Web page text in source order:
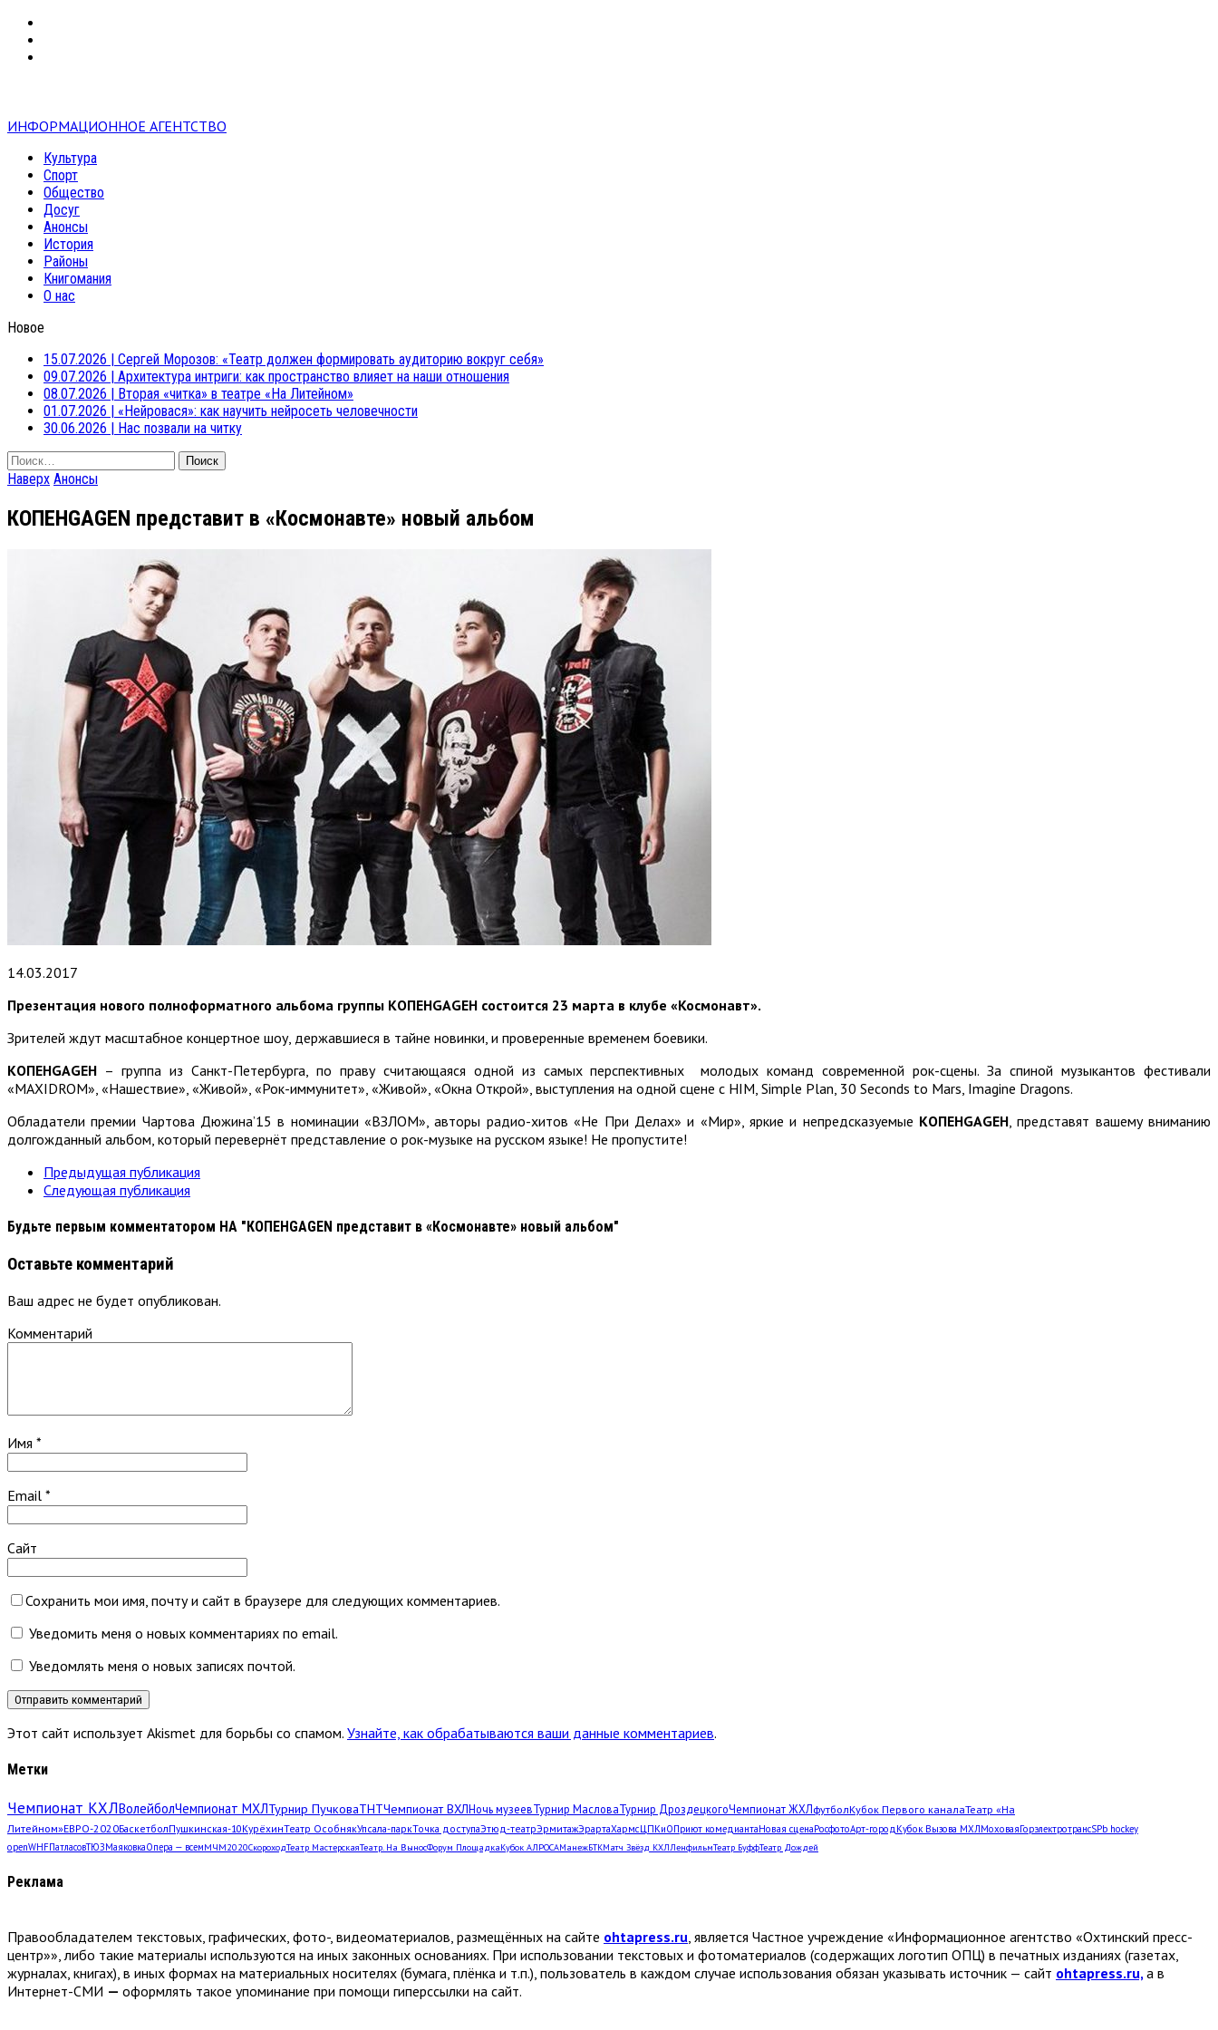
ИНФОРМАЦИОННОЕ АГЕНТСТВО
Культура
Спорт
Общество
Досуг
Анонсы
История
Районы
Книгомания
О нас
Новое
15.07.2026 | Сергей Морозов: «Театр должен формировать аудиторию вокруг себя»
09.07.2026 | Архитектура интриги: как пространство влияет на наши отношения
08.07.2026 | Вторая «читка» в театре «На Литейном»
01.07.2026 | «Нейровася»: как научить нейросеть человечности
30.06.2026 | Нас позвали на читку
Найти:
Наверх Анонсы
КОПЕНGAGEN представит в «Космонавте» новый альбом
14.03.2017
Презентация нового полноформатного альбома группы КОПЕНGАGЕН состоится 23 марта в клубе «Космонавт».
Зрителей ждут масштабное концертное шоу, державшиеся в тайне новинки, и проверенные временем боевики.
КОПЕНGАGЕН – группа из Санкт-Петербурга, по праву считающаяся одной из самых перспективных молодых команд современной рок-сцены. За спиной музыкантов фестивали
«MAXIDROM», «Нашествие», «Живой», «Рок-иммунитет», «Живой», «Окна Открой», выступления на одной сцене с HIM, Simple Plan, 30 Seconds to Mars, Imagine Dragons.
Обладатели премии Чартова Дюжина’15 в номинации «ВЗЛОМ», авторы радио-хитов «Не При Делах» и «Мир», яркие и непредсказуемые КОПЕНGАGЕН, представят вашему вниманию
долгожданный альбом, который перевернёт представление о рок-музыке на русском языке! Не пропустите!
Предыдущая публикация
Следующая публикация
Будьте первым комментатором НА "КОПЕНGAGEN представит в «Космонавте» новый альбом"
Оставьте комментарий
Ваш адрес не будет опубликован.
Комментарий
Имя *
Email *
Сайт
Сохранить мои имя, почту и сайт в браузере для следующих комментариев.
Уведомить меня о новых комментариях по email.
Уведомлять меня о новых записях почтой.
Этот сайт использует Akismet для борьбы со спамом. Узнайте, как обрабатываются ваши данные комментариев.
Метки
Чемпионат КХЛВолейболЧемпионат МХЛТурнир ПучковаТНТЧемпионат ВХЛНочь музеевТурнир МасловаТурнир ДроздецкогоЧемпионат ЖХЛфутболКубок Первого каналаТеатр «На
Литейном»ЕВРО-2020БаскетболПушкинская-10КурёхинТеатр ОсобнякУпсала-паркТочка доступаЭтюд-театрЭрмитажЭрартаХармсЦПКиОПриют комедиантаНовая сценаРосфотоАрт-город Кубок Вызова МХЛМоховаяГорэлектротрансSPb hockey
openWHFПатласовТЮЗМаяковкаОпера — всемМЧМ2020СкороходТеатр МастерскаяТеатр. На ВыносФорум ПлощадкаКубок АЛРОСАМанежБТКМатч Звёзд КХЛЛенфильмТеатр БуффТеатр Дождей
Реклама
Правообладателем текстовых, графических, фото-, видеоматериалов, размещённых на сайте ohtapress.ru, является Частное учреждение «Информационное агентство «Охтинский пресс-
центр»», либо такие материалы используются на иных законных основаниях. При использовании текстовых и фотоматериалов (содержащих логотип ОПЦ) в печатных изданиях (газетах,
журналах, книгах), в иных формах на материальных носителях (бумага, плёнка и т.п.), пользователь в каждом случае использования обязан указывать источник — сайт ohtapress.ru, а в
Интернет-СМИ — оформлять такое упоминание при помощи гиперссылки на сайт.